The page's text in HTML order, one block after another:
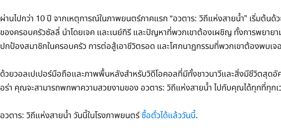
ผ่านไปกว่า 10 ปี จากเหตุการณ์ในภาพยนตร์ภาคแรก “อวตาร: วิถีแห่งสายน้ำ” เริ่มต้นด้ว
ของครอบครัวซัลลี่ นำโดยเจค และเนย์ทิรี และปัญหาที่พวกเขาต้องเผชิญ ทั้งการพยาย
ปกป้องสมาชิกในครอบครัว การต่อสู้เอาชีวิตรอด และโศกนาฏกรรมที่พวกเขาต้องพบเจ
ด้วยวอลเปเปอร์มือถือและภาพพื้นหลังสำหรับวิดีโอคอลที่มีทั้งชาวนาวีและสิ่งมีชีวิตสุด
อร่า คุณจะสามารถพกพาความสวยงามของ อวตาร: วิถีแห่งสายน้ำ ไปกับคุณได้ทุกที่ทุกเ
อวตาร: วิถีแห่งสายน้ำ วันนี้ในโรงภาพยนตร์ซื้อตั๋วได้แล้ววันนี้.